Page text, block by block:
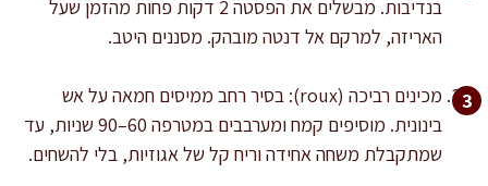
בנדיבות. מבשלים את הפסטה 2 דקות פחות מהזמן שעל
האריזה, למרקם אל דנטה מובהק. מסננים היטב.
מכינים רביכה (roux): בסיר רחב ממיסים חמאה על אש
בינונית. מוסיפים קמח ומערבבים במטרפה 60–90 שניות, עד
שמתקבלת משחה אחידה וריח קל של אגוזיות, בלי להשחים.